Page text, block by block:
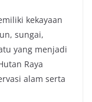
kekayaan
sungai,
yang menjadi
Raya
alam serta